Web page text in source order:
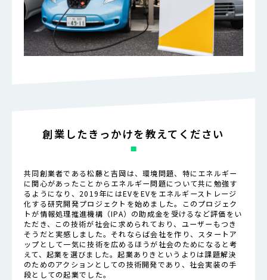
創業したきっかけを教えてください
共同創業者である松藤と吉岡は、環境問題、特にエネルギー
に関心があったことからエネルギー問題について共に勉強す
るようになり、2019年にはEVをEVをエネルギーストレージ
化する研究開発プロジェクトを始めました。このプロジェク
トが情報処理推進機構（IPA）の助成金を受けるなど評価をい
ただき、この技術が社会に求められており、ユーザーもつき
そうだと実感しました。それならば会社を作り、スタートア
ップとして一気に技術を広めるほうが社会のためになると考
えて、起業を選びました。起業ありきというよりは課題解決
のためのアクションとしての技術開発であり、社会実装の手
段としての起業でした。